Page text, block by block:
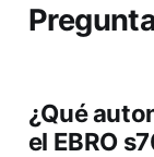
¿Qué
el EBRO